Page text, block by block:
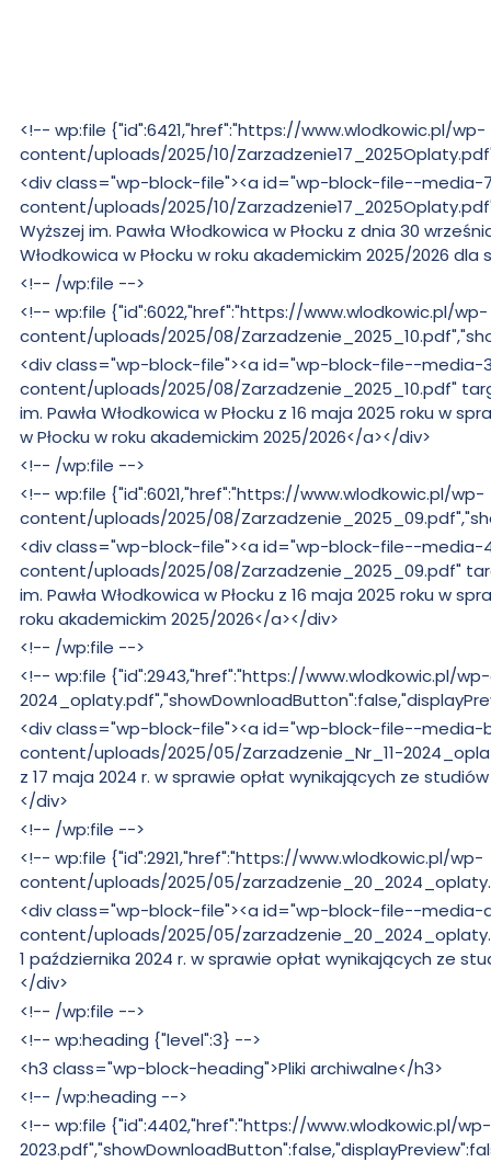
Pawła
Włodkowica
Bez
zmian:
<!-- wp:file {"id":6421,"href":"https://www.wlodkowic.pl/wp-
content/uploads/2025/10/
Bez
zmian:
<div class="wp-block-file"><a id="wp-block-file--
content/uploads/2025/10/
Wyższej im. Pawła Włodkowica w Płocku z dnia 30
Włodkowica w Płocku w roku akademickim 2025/2026
Bez
zmian:
<!-- /wp:file -->
Bez
zmian:
<!-- wp:file {"id":6022,"href":"https://www.wlodkowic.pl/wp-
content/uploads/2025/08/
Bez
zmian:
<div class="wp-block-file"><a id="wp-block-file--media-
content/uploads/2025/08/Zarzadzenie_2025_10.pdf"
im. Pawła Włodkowica w Płocku z 16 maja 2025 roku w
w Płocku w roku akademickim 2025/2026</a></div>
Bez
zmian:
<!-- /wp:file -->
Bez
zmian:
<!-- wp:file {"id":6021,"href":"https://www.wlodkowic.pl/wp-
content/uploads/2025/08/
Bez
zmian:
<div class="wp-block-file"><a id="wp-block-file--
content/uploads/2025/08/Zarzadzenie_2025_09.pdf"
im. Pawła Włodkowica w Płocku z 16 maja 2025 roku w
roku akademickim 2025/2026</a></div>
Bez
zmian:
<!-- /wp:file -->
Bez
zmian:
<!-- wp:file {"id":2943,"href":"https://www.wlodkowic.pl/
Bez
zmian:
<div class="wp-block-file"><a id="wp-block-file--
content/uploads/2025/05/Zarzadzenie_Nr_11-
z 17 maja 2024 r. w sprawie opłat wynikających ze
</div>
Bez
zmian:
<!-- /wp:file -->
Bez
zmian:
<!-- wp:file {"id":2921,"href":"https://www.wlodkowic.pl/wp-
content/uploads/2025/05/
Bez
zmian:
<div class="wp-block-file"><a id="wp-block-file--
content/uploads/2025/05/
1 października 2024 r. w sprawie opłat wynikających ze
</div>
Bez
zmian:
<!-- /wp:file -->
Bez
zmian:
<!-- wp:heading {"level":3} -->
Bez
zmian:
<h3 class="wp-block-heading">Pliki archiwalne</h3>
Bez
zmian:
<!-- /wp:heading -->
Bez
zmian:
<!-- wp:file {"id":4402,"href":"https://www.wlodkowic.pl/